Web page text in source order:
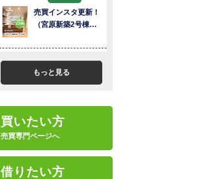
もっと見る
買いたい方
売買専門ページへ
借りたい方